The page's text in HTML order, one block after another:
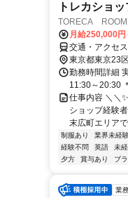
トレカショ
TORECA ROOM
月給250,000円
交通・アクセ
東京都東京23
勤務時間詳細
11:30～20:30
仕事内容 ＼＼
ショップ経験
末広町エリア
制服あり 業界未経
経験不問
英語 未
夕方
賞与あり ブ
業